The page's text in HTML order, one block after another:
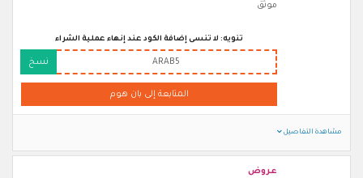
موثق
تنويه: لا تنسى إضافة الكود عند إنهاء عملية الشراء
ARAB5 نسخ
المتابعة إلى بان هوم
مشاهدة التفاصيل
عروض